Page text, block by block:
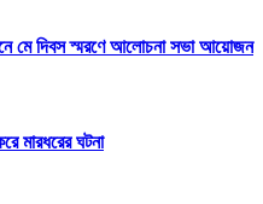
মে দিবস স্মরণে আলোচনা সভা আয়োজন
মারধরের ঘটনা